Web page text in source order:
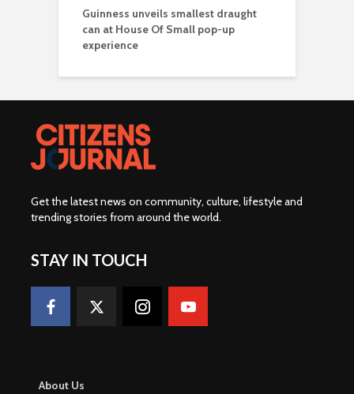
Guinness unveils smallest draught
can at House Of Small pop-up
experience
Get the latest news on community, culture, lifestyle and
trending stories from around the world.
STAY IN TOUCH
About Us